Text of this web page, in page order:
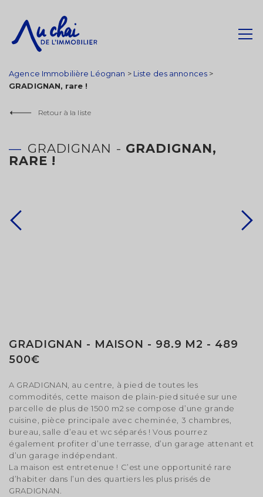
Agence Immobilière Léognan > Liste des annonces >
GRADIGNAN, rare !
Retour à la liste
GRADIGNAN - GRADIGNAN,
RARE !
GRADIGNAN - MAISON - 98.9 M2 - 489
500€
A GRADIGNAN, au centre, à pied de toutes les
commodités, cette maison de plain-pied située sur une
parcelle de plus de 1500 m2 se compose d’une grande
cuisine, pièce principale avec cheminée, 3 chambres,
bureau, salle d’eau et wc séparés ! Vous pourrez
également profiter d’une terrasse, d’un garage attenant et
d’un garage indépendant.
La maison est entretenue ! C’est une opportunité rare
d’habiter dans l’un des quartiers les plus prisés de
GRADIGNAN.